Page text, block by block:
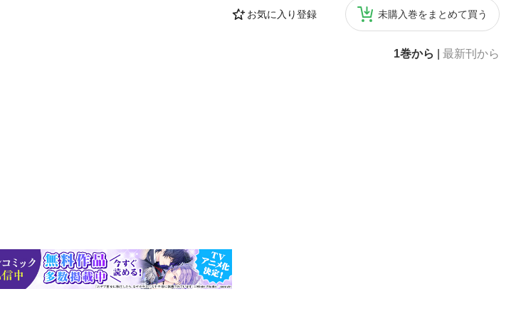
お気に入り登録 未購入巻をまとめて買う
1巻から 最新刊から